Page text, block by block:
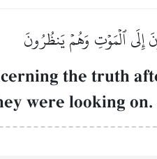
إِلَى ٱلۡمَوۡتِ وَهُمۡ يَنظُرُونَ
the truth
were looking on.